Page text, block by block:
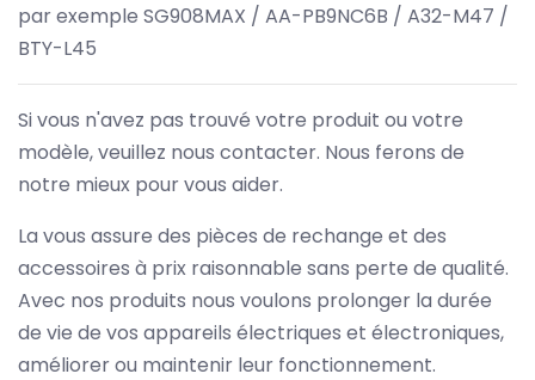
par exemple SG908MAX / AA-PB9NC6B / A32-M47 /
BTY-L45
Si vous n'avez pas trouvé votre produit ou votre
modèle, veuillez nous contacter. Nous ferons de
notre mieux pour vous aider.
La vous assure des pièces de rechange et des
accessoires à prix raisonnable sans perte de qualité.
Avec nos produits nous voulons prolonger la durée
de vie de vos appareils électriques et électroniques,
améliorer ou maintenir leur fonctionnement.